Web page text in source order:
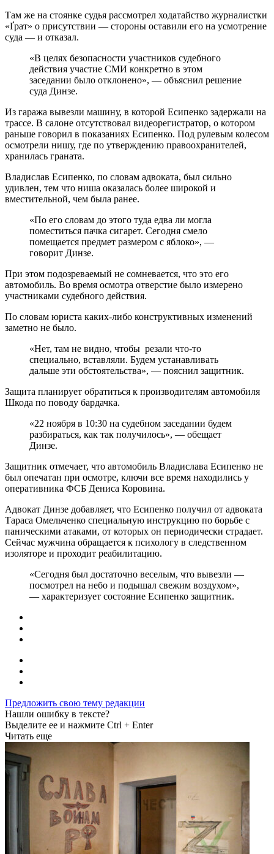
Там же на стоянке судья рассмотрел ходатайство журналистки
«Ґрат» о присутствии — стороны оставили его на усмотрение
суда — и отказал.
«В целях безопасности участников судебного
действия участие СМИ конкретно в этом
заседании было отклонено», — объяснил решение
суда Динзе.
Из гаража вывезли машину, в которой Есипенко задержали на
трассе. В салоне отсутствовал видеорегистратор, о котором
раньше говорил в показаниях Есипенко. Под рулевым колесом
осмотрели нишу, где по утверждению правоохранителей,
хранилась граната.
Владислав Есипенко, по словам адвоката, был сильно
удивлен, тем что ниша оказалась более широкой и
вместительной, чем была ранее.
«По его словам до этого туда едва ли могла
поместиться пачка сигарет. Сегодня смело
помещается предмет размером с яблоко», —
говорит Динзе.
При этом подозреваемый не сомневается, что это его
автомобиль. Во время осмотра отверстие было измерено
участниками судебного действия.
По словам юриста каких-либо конструктивных изменений
заметно не было.
«Нет, там не видно, чтобы резали что-то
специально, вставляли. Будем устанавливать
дальше эти обстоятельства», — пояснил защитник.
Защита планирует обратиться к производителям автомобиля
Шкода по поводу бардачка.
«22 ноября в 10:30 на судебном заседании будем
разбираться, как так получилось», — обещает
Динзе.
Защитник отмечает, что автомобиль Владислава Есипенко не
был опечатан при осмотре, ключи все время находились у
оперативника ФСБ Дениса Коровина.
Адвокат Динзе добавляет, что Есипенко получил от адвоката
Тараса Омельченко специальную инструкцию по борьбе с
паническими атаками, от которых он периодически страдает.
Сейчас мужчина обращается к психологу в следственном
изоляторе и проходит реабилитацию.
«Сегодня был достаточно веселым, что вывезли —
посмотрел на небо и подышал свежим воздухом»,
— характеризует состояние Есипенко защитник.
Предложить свою тему редакции
Нашли ошибку в тексте?
Выделите ее и нажмите Ctrl + Enter
Читать еще